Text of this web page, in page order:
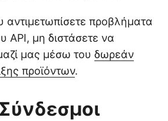
αντιμετωπίσετε προβλήματα
API, μη διστάσετε να
μας μέσω του δωρεάν
προϊόντων.